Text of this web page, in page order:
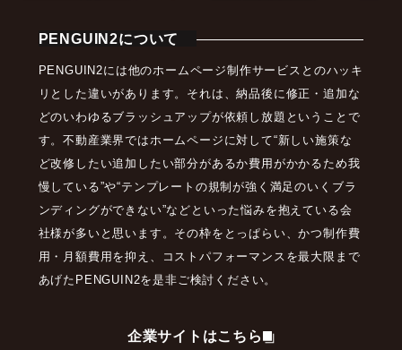
PENGUIN2について
PENGUIN2には他のホームページ制作サービスとのハッキ
リとした違いがあります。それは、納品後に修正・追加な
どのいわゆるブラッシュアップが依頼し放題ということで
す。不動産業界ではホームページに対して“新しい施策な
ど改修したい追加したい部分があるか費用がかかるため我
慢している”や“テンプレートの規制が強く満足のいくブラ
ンディングができない”などといった悩みを抱えている会
社様が多いと思います。その枠をとっぱらい、かつ制作費
用・月額費用を抑え、コストパフォーマンスを最大限まで
あげたPENGUIN2を是非ご検討ください。
企業サイトはこちら